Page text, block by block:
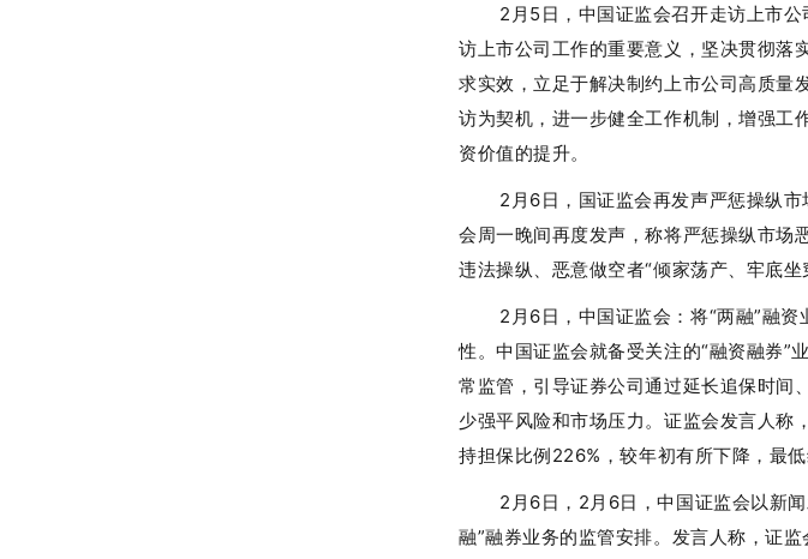
2月5日，中国证监会召开走访上市
访上市公司工作的重要意义，坚决贯彻落
求实效，立足于解决制约上市公司高质量
访为契机，进一步健全工作机制，增强工
资价值的提升。
2月6日，国证监会再发声严惩操纵
会周一晚间再度发声，称将严惩操纵市场
违法操纵、恶意做空者“倾家荡产、牢底坐
2月6日，中国证监会：将“两融”融
性。中国证监会就备受关注的“融资融券”
常监管，引导证券公司通过延长追保时间
少强平风险和市场压力。证监会发言人称
持担保比例226%，较年初有所下降，最
2月6日，2月6日，中国证监会以新
融”融券业务的监管安排。发言人称，证